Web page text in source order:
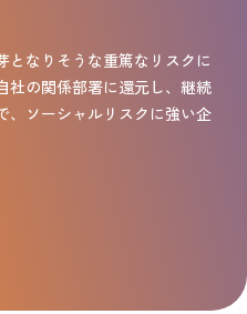
となりそうな重篤なリスクに
社の関係部署に還元し、継続
、ソーシャルリスクに強い企